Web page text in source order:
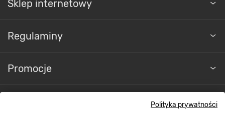
Polityka prywatności
dobrych parametrach technicznych.
Sklep internetowy
Regulaminy
Promocje